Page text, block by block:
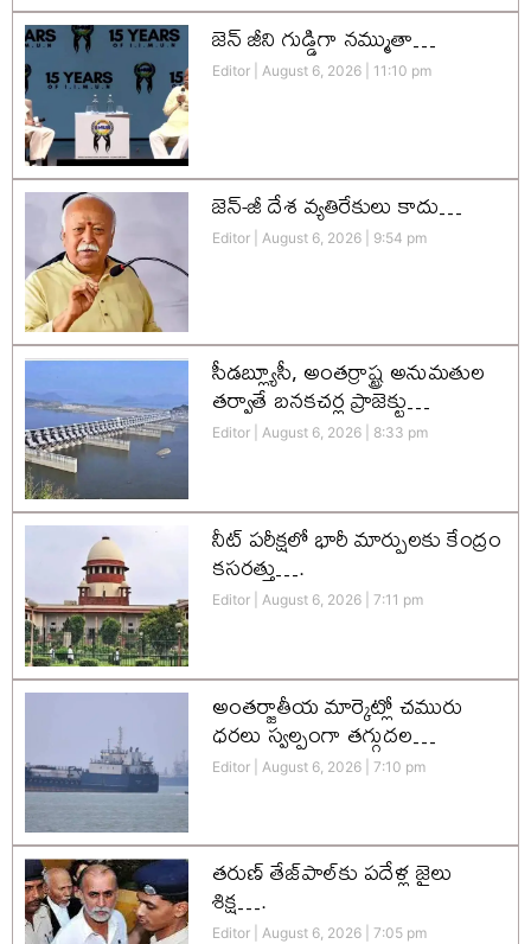
జెన్‌ జీని గుడ్డిగా నమ్ముతా…
Editor August 6, 2026 11:10 pm
జెన్-జీ దేశ వ్యతిరేకులు కాదు…
Editor August 6, 2026 9:54 pm
సీడబ్ల్యూసీ, అంతర్రాష్ట్ర అనుమతుల
తర్వాతే బనకచర్ల ప్రాజెక్టు…
Editor August 6, 2026 8:33 pm
నీట్ పరీక్షలో భారీ మార్పులకు కేంద్రం
కసరత్తు….
Editor August 6, 2026 7:11 pm
అంతర్జాతీయ మార్కెట్లో చమురు
ధరలు స్వల్పంగా తగ్గుదల…
Editor August 6, 2026 7:10 pm
తరుణ్ తేజ్‌పాల్‌కు పదేళ్ల జైలు
శిక్ష….
Editor August 6, 2026 7:05 pm